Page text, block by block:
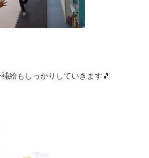
給もしっかりしていきます🎵